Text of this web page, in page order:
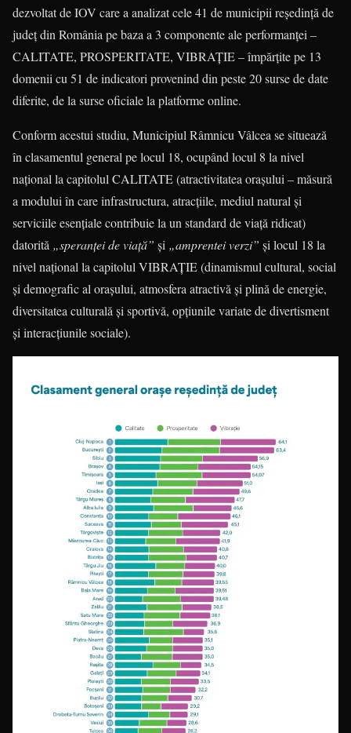
dezvoltat de IOV care a analizat cele 41 de municipii reședință de
județ din România pe baza a 3 componente ale performanței –
CALITATE, PROSPERITATE, VIBRAȚIE – împărțite pe 13
domenii cu 51 de indicatori provenind din peste 20 surse de date
diferite, de la surse oficiale la platforme online.
Conform acestui studiu, Municipiul Râmnicu Vâlcea se situează
în clasamentul general pe locul 18, ocupând locul 8 la nivel
național la capitolul CALITATE (atractivitatea orașului – măsură
a modului în care infrastructura, atracțiile, mediul natural și
serviciile esențiale contribuie la un standard de viață ridicat)
datorită „speranței de viață” și „amprentei verzi” și locul 18 la
nivel național la capitolul VIBRAȚIE (dinamismul cultural, social
și demografic al orașului, atmosfera atractivă și plină de energie,
diversitatea culturală și sportivă, opțiunile variate de divertisment
și interacțiunile sociale).